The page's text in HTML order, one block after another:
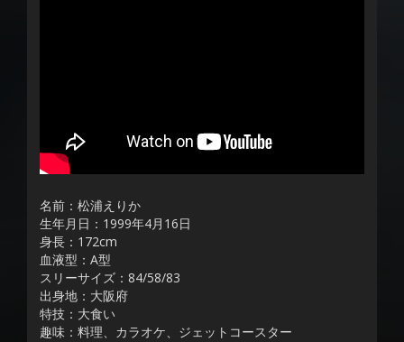
名前：松浦えりか
生年月日：1999年4月16日
身長：172cm
血液型：A型
スリーサイズ：84/58/83
出身地：大阪府
特技：大食い
趣味：料理、カラオケ、ジェットコースター